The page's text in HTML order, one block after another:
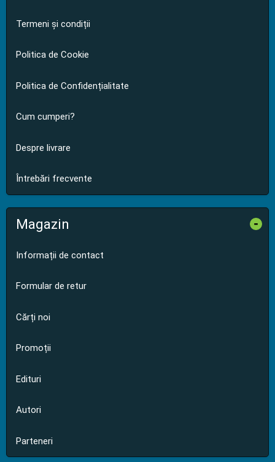
Termeni și condiții
Politica de Cookie
Politica de Confidențialitate
Cum cumperi?
Despre livrare
Întrebări frecvente
Magazin -
Informații de contact
Formular de retur
Cărți noi
Promoții
Edituri
Autori
Parteneri